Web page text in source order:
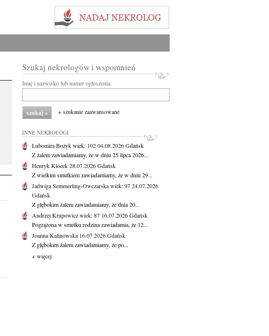
Szukaj nekrologów i wspomnień
Imię i nazwisko lub numer ogłoszenia:
+ szukanie zaawansowane
INNE NEKROLOGI
Lubomira Bożykwiek: 10204.08.2026Gdańsk
Z żalem zawiadamiamy, że w dniu 25 lipca 2026...
Henryk Klocek28.07.2026Gdańsk
Z wielkim smutkiem zawiadamiamy, że w dniu 29...
Jadwiga Semmerling-Owczarskawiek: 9724.07.2026
Gdańsk
Z głębokim żalem zawiadamiamy, że dnia 20...
Andrzej Krupowiczwiek: 87 16.07.2026Gdańsk
Pogrążona w smutku rodzina zawiadamia, że 12...
Joanna Kalinowska 16.07.2026Gdańsk
Z głębokim żalem zawiadamiamy, że po...
+ więcej